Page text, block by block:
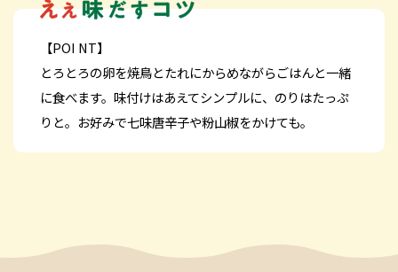
【POI NT】
とろとろの卵を焼鳥とたれにからめながらごはんと一緒
に食べます。味付けはあえてシンプルに、のりはたっぷ
りと。お好みで七味唐辛子や粉山椒をかけても。